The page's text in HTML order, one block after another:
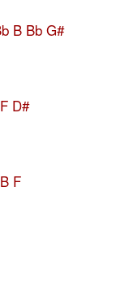
B Bb G#
D#
F